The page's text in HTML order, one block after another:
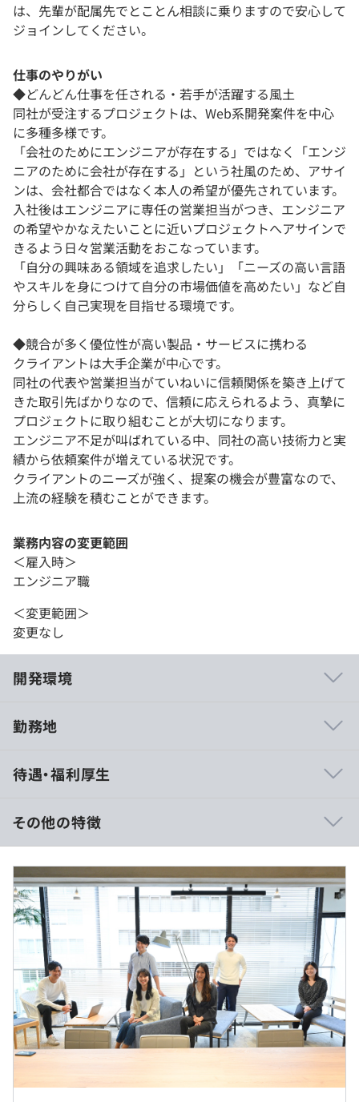
は、先輩が配属先でとことん相談に乗りますので安心して
ジョインしてください。
仕事のやりがい
◆どんどん仕事を任される・若手が活躍する風土
同社が受注するプロジェクトは、Web系開発案件を中心
に多種多様です。
「会社のためにエンジニアが存在する」ではなく「エンジ
ニアのために会社が存在する」という社風のため、アサイ
ンは、会社都合ではなく本人の希望が優先されています。
入社後はエンジニアに専任の営業担当がつき、エンジニア
の希望やかなえたいことに近いプロジェクトへアサインで
きるよう日々営業活動をおこなっています。
「自分の興味ある領域を追求したい」「ニーズの高い言語
やスキルを身につけて自分の市場価値を高めたい」など自
分らしく自己実現を目指せる環境です。
◆競合が多く優位性が高い製品・サービスに携わる
クライアントは大手企業が中心です。
同社の代表や営業担当がていねいに信頼関係を築き上げて
きた取引先ばかりなので、信頼に応えられるよう、真摯に
プロジェクトに取り組むことが大切になります。
エンジニア不足が叫ばれている中、同社の高い技術力と実
績から依頼案件が増えている状況です。
クライアントのニーズが強く、提案の機会が豊富なので、
上流の経験を積むことができます。
業務内容の変更範囲
＜雇入時＞
エンジニア職
＜変更範囲＞
変更なし
開発環境
決まります。エンジニアがチャレンジしたい技術、開発に
業が拾いあげて手がけるプロジェクトを決めています。エ
ンジニアの希望の要望や意見を積極的に取り入れる社風で
すので、自分で仕事をどんどん面白くしていくことができ
ます。「VR技術を使用したゲームアプリを開発したい」
「最近勉強しているRuby on Railsを使った開発がやって
みたい」というエンジニアの希望からすぐにプロジェクト
が決まるなど、エンジニア発信で新しい領域を積極的に広
げています。
◆エンジニアがより開発を楽しみ、よりよいものをつくる
ことができる環境づくりをこれからどんどん推進していき
たいと考えています。
クライアント先での開発から自社内開発のウエイトを増や
し、さらにひとりひとりが自分が集中できる場所で仕事が
できるリモート業務へと、エンジニアのパフォーマンスを
勤務地
待遇・福利厚生
（※想定年収は年収提示額を保証するものではありません）
10：00〜19：00（休憩60分）
※プロジェクトによって多少前後することがあります
休憩時間：休憩60分
平均残業時間：平均10時間／月
◎年間休日125日◎
その他の特徴